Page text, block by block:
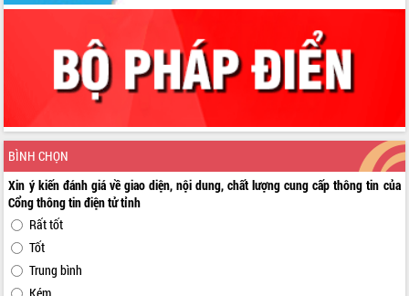
BÌNH CHỌN
Xin ý kiến đánh giá về giao diện, nội dung, chất lượng cung cấp thông tin của
Cổng thông tin điện tử tỉnh
Rất tốt
Tốt
Trung bình